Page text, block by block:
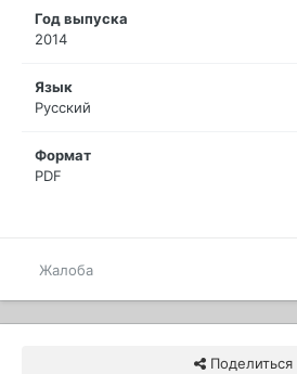
Год выпуска
2014
Язык
Русский
Формат
PDF
Жалоба
Поделиться